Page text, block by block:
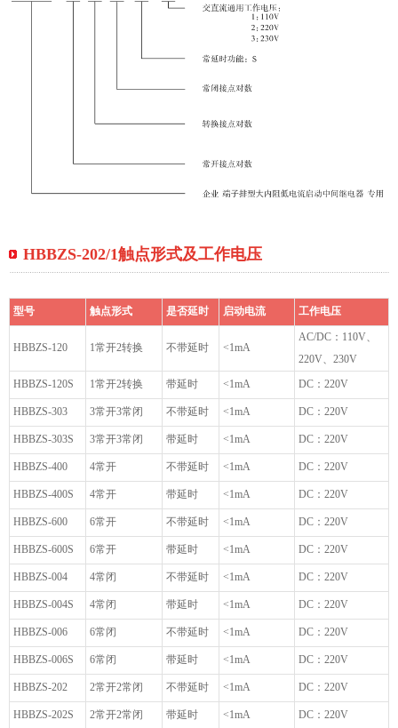
HBBZS-202/1触点形式及工作电压
型号 触点形式 是否延时 启动电流 工作电压
HBBZS-120 1常开2转换 不带延时 <1mA
AC/DC：110V、
220V、230V
HBBZS-120S
1常开2转换 带延时 <1mA DC：220V
HBBZS-303 3常开3常闭 不带延时 <1mA DC：220V
HBBZS-303S 3常开3常闭 带延时 <1mA DC：220V
HBBZS-400 4常开 不带延时 <1mA DC：220V
HBBZS-400S 4常开 带延时 <1mA DC：220V
HBBZS-600 6常开 不带延时 <1mA DC：220V
HBBZS-600S 6常开 带延时 <1mA DC：220V
HBBZS-004 4常闭 不带延时 <1mA DC：220V
HBBZS-004S 4常闭 带延时 <1mA DC：220V
HBBZS-006 6常闭 不带延时 <1mA DC：220V
HBBZS-006S 6常闭 带延时 <1mA DC：220V
HBBZS-202 2常开2常闭 不带延时 <1mA DC：220V
HBBZS-202S 2常开2常闭 带延时 <1mA DC：220V